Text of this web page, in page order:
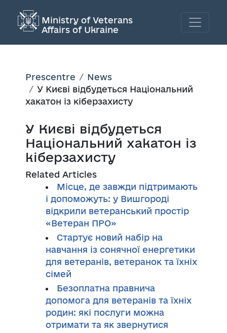
Ministry of Veterans
Affairs of Ukraine
Prescentre
News
У Києві відбудеться Національний
хакатон із кіберзахисту
У Києві відбудеться
Національний хакатон із
кіберзахисту
Related Articles
Місце, де завжди підтримають
і допоможуть: у Вишгороді
відкрили ветеранський простір
«Ветеран ПРО»
Стартує новий набір на
навчання із сонячної енергетики
для ветеранів, ветеранок та їхніх
сімей
Безоплатна правнича
допомога для ветеранів та їхніх
родин: які послуги можна
отримати та як звернутися